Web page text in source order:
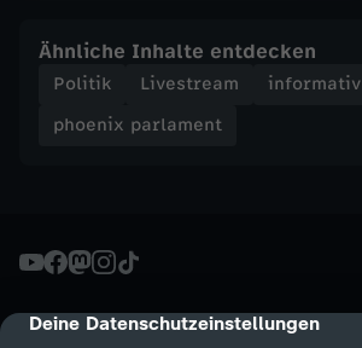
cmp-dialog-description
Deine Datenschutzeinstellungen
n
S
c
Ähnliche Inhalte entdecken
Politik Livestream
informativ
phoenix parlament